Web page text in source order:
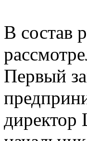
В состав
Первый
директор